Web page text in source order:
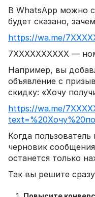
В WhatsApp можно
будет сказано,
https://wa.me/
7ХХХХХХХХХХ —
Например, вы
объявление с
скидку: «Хочу
https://wa.me/
Когда
черновик
останется только
Так вы решите